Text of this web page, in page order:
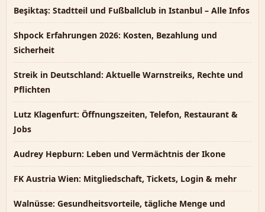
Beşiktaş: Stadtteil und Fußballclub in Istanbul – Alle Infos
Shpock Erfahrungen 2026: Kosten, Bezahlung und
Sicherheit
Streik in Deutschland: Aktuelle Warnstreiks, Rechte und
Pflichten
Lutz Klagenfurt: Öffnungszeiten, Telefon, Restaurant &
Jobs
Audrey Hepburn: Leben und Vermächtnis der Ikone
FK Austria Wien: Mitgliedschaft, Tickets, Login & mehr
Walnüsse: Gesundheitsvorteile, tägliche Menge und